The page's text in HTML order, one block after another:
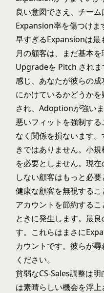
良い意図でさえ、チーム
Expansion率を傷つけま
早すぎるExpansionは最
月の顧客は、まだ基本
Upgradeを Pitch されま
感じ、あなたが彼らの
にかけているかどうか
され、Adoptionが強いま
悪いフィットを強制す
なく関係を損ないます
きではありません。小
を必要としません。現
しない顧客はもっと必要
健康な顧客を無視する
アカウントを節約する
ときに発生します。最
す。これらはまさに
カウントです。彼らが
ください。
貧弱なCS-Sales調整は
は素晴らしい機会を浮